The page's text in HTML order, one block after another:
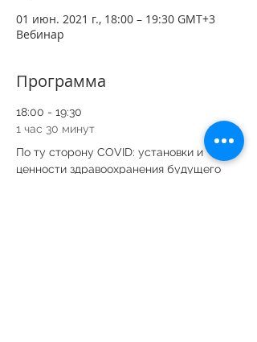
01 июн. 2021 г., 18:00 – 19:30 GMT+3
Вебинар
Программа
18:00 - 19:30
1 час 30 минут
По ту сторону COVID: установки и
ценности здравоохранения будущего